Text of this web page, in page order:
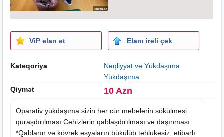
ViP elan et Elanı irəli çək
Kateqoriya
Nəqliyyat və Yükdaşıma
Yükdaşıma
Qiymət
10 Azn
Oparativ yükdaşıma sizin her cür mebelerin sökülmesi
quraşdırılması Cehizlərin qablaşdırılması və daşınması.
*Qabların və kövrək əsyaların bükülüb təhlukəsiz, etibarlı